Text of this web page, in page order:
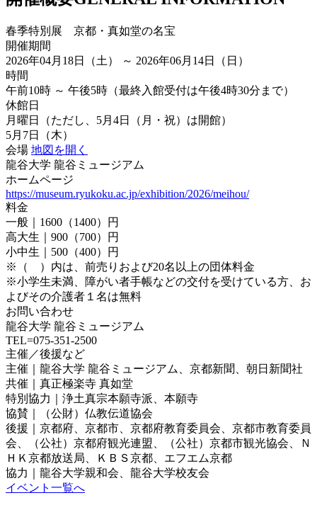
春季特別展 京都・真如堂の名宝
開催期間
2026年04月18日（土） ～ 2026年06月14日（日）
時間
午前10時 ～ 午後5時（最終入館受付は午後4時30分まで）
休館日
月曜日（ただし、5月4日（月・祝）は開館）
5月7日（木）
会場 地図を開く
龍谷大学 龍谷ミュージアム
ホームページ
https://museum.ryukoku.ac.jp/exhibition/2026/meihou/
料金
一般｜1600（1400）円
高大生｜900（700）円
小中生｜500（400）円
※（ ）内は、前売りおよび20名以上の団体料金
※小学生未満、障がい者手帳などの交付を受けている方、お
よびその介護者１名は無料
お問い合わせ
龍谷大学 龍谷ミュージアム
TEL=075-351-2500
主催／後援など
主催｜龍谷大学 龍谷ミュージアム、京都新聞、朝日新聞社
共催｜真正極楽寺 真如堂
特別協力｜浄土真宗本願寺派、本願寺
協賛｜（公財）仏教伝道協会
後援｜京都府、京都市、京都府教育委員会、京都市教育委員
会、（公社）京都府観光連盟、（公社）京都市観光協会、Ｎ
ＨＫ京都放送局、ＫＢＳ京都、エフエム京都
協力｜龍谷大学親和会、龍谷大学校友会
イベント一覧へ